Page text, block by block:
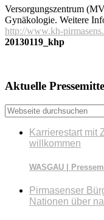
Versorgungszentrum
Gynäkologie. Weitere
http://www.kh-
20130119_khp
Seitenspalte
Aktuelle
Webseite
durchsuchen
Karrierestart mit
willkommen
WASGAU |
Pirmasenser
Nationen über